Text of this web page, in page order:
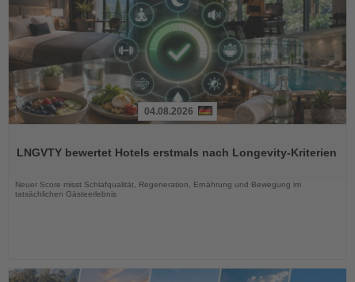
die
04.08.2026
LNGVTY bewertet Hotels erstmals nach Longevity-Kriterien
Neuer Score misst Schlafqualität, Regeneration, Ernährung und Bewegung im
tatsächlichen Gästeerlebnis